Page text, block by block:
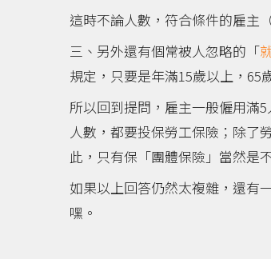
這時不論人數，符合條件的雇主
三、另外還有個常被人忽略的「
規定，只要是年滿15歲以上，65
所以回到提問，雇主一般僱用滿
人數，都要投保勞工保險；除了
此，只有保「團體保險」當然是
如果以上回答仍然太複雜，還有
嘿。